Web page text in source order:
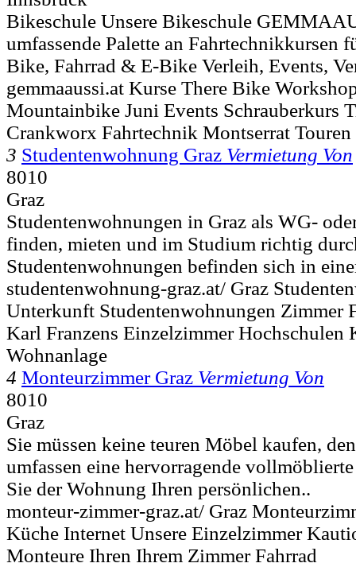
Bikeschule Unsere Bikeschule
umfassende Palette an Fahrtechnikkursen
Bike, Fahrrad & E-Bike Verleih, Events,
gemmaaussi.at Kurse There Bike
Mountainbike Juni Events Schrauberkurs
Crankworx Fahrtechnik Montserrat Touren
3 Studentenwohnung Graz Vermietung Von
8010
Graz
Studentenwohnungen in Graz als WG-
finden, mieten und im Studium richtig
Studentenwohnungen befinden sich in
studentenwohnung-graz.at/ Graz
Unterkunft Studentenwohnungen Zimmer
Karl Franzens Einzelzimmer Hochschulen
Wohnanlage
4 Monteurzimmer Graz Vermietung Von
8010
Graz
Sie müssen keine teuren Möbel kaufen,
umfassen eine hervorragende
Sie der Wohnung Ihren persönlichen..
monteur-zimmer-graz.at/ Graz
Küche Internet Unsere Einzelzimmer
Monteure Ihren Ihrem Zimmer Fahrrad